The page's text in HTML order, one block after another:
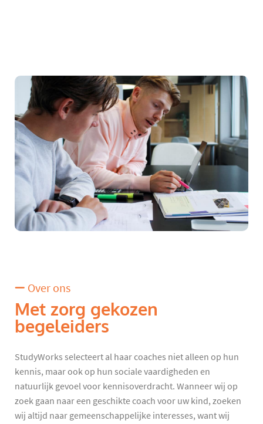
Over ons
Met zorg gekozen
begeleiders
StudyWorks selecteert al haar coaches niet alleen op hun
kennis, maar ook op hun sociale vaardigheden en
natuurlijk gevoel voor kennisoverdracht. Wanneer wij op
zoek gaan naar een geschikte coach voor uw kind, zoeken
wij altijd naar gemeenschappelijke interesses, want wij